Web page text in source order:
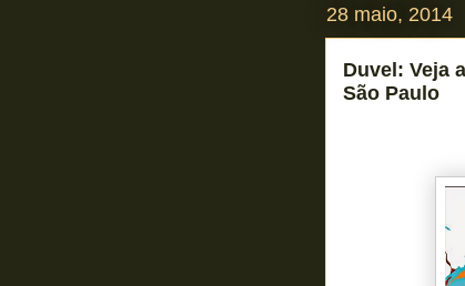
28 maio, 2014
Duvel: Veja
São Paulo